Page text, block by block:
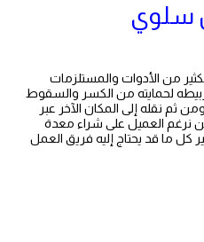
سلوي
من الأدوات والمستلزمات
لحمايته من الكسر والسقوط
ثم نقله إلى المكان الآخر عبر
لن نرغم العميل على شراء معدة
كل ما قد يحتاج إليه فريق العمل